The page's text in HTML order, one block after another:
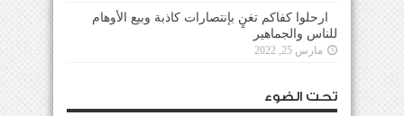
ارحلوا كفاكم تغنٍ بإنتصارات كاذبة وبيع الأوهام
للناس والجماهير
مارس 25, 2022
تحت الضوء